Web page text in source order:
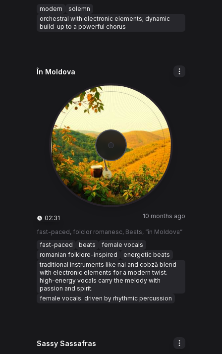
modern
solemn
orchestral with electronic elements; dynamic
build-up to a powerful chorus
În Moldova
02:31 10 months ago
fast-paced, folclor romanesc, Beats, “în Moldova”
fast-paced
beats
female vocals
romanian folklore-inspired
energetic beats
traditional instruments like nai and cobză blend
with electronic elements for a modern twist.
high-energy vocals carry the melody with
passion and spirit.
female vocals. driven by rhythmic percussion
Sassy Sassafras